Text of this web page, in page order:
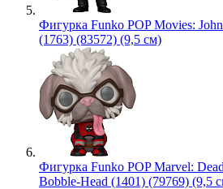
Фигурка Funko POP Movies:
(1763) (83572) (9,5 см)
Фигурка Funko POP Marvel:
Bobble-Head (1401) (79769) (9,5